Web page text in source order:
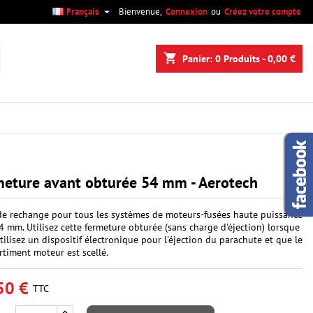
Bienvenue, Connexion ou Créez votre compte
Français 
shopping_cart Panier: 0 Produits - 0,00 €
avant obturée 54 mm - Aerotech
rechange pour tous les systèmes de moteurs-fusées haute puissance
mm. Utilisez cette fermeture obturée (sans charge d'éjection) lorsque
un dispositif électronique pour l'éjection du parachute et que le
moteur est scellé.
€ TTC